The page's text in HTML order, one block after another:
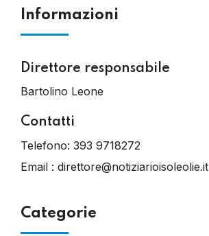
Informazioni
Direttore responsabile
Bartolino Leone
Contatti
Telefono: 393 9718272
Email : direttore@notiziarioisoleolie.it
Categorie